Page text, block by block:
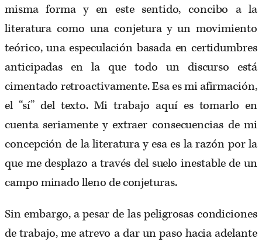
misma forma y en este sentido, concibo a la
literatura como una conjetura y un movimiento
teórico, una especulación basada en certidumbres
anticipadas en la que todo un discurso está
cimentado retroactivamente. Esa es mi afirmación,
el “sí” del texto. Mi trabajo aquí es tomarlo en
cuenta seriamente y extraer consecuencias de mi
concepción de la literatura y esa es la razón por la
que me desplazo a través del suelo inestable de un
campo minado lleno de conjeturas.
Sin embargo, a pesar de las peligrosas condiciones
de trabajo, me atrevo a dar un paso hacia adelante